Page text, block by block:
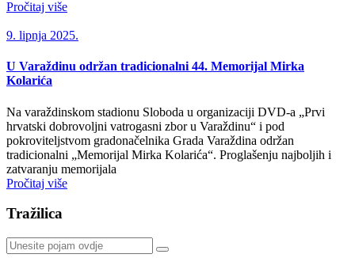
Pročitaj više
9. lipnja 2025.
U Varaždinu održan tradicionalni 44. Memorijal Mirka
Kolarića
Na varaždinskom stadionu Sloboda u organizaciji DVD-a „Prvi
hrvatski dobrovoljni vatrogasni zbor u Varaždinu“ i pod
pokroviteljstvom gradonačelnika Grada Varaždina održan
tradicionalni „Memorijal Mirka Kolarića“. Proglašenju najboljih i
zatvaranju memorijala
Pročitaj više
Tražilica